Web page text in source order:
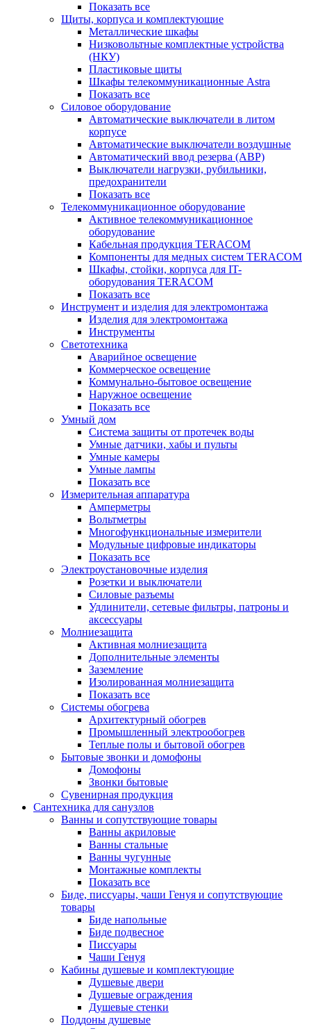
Показать все
Щиты, корпуса и комплектующие
Металлические шкафы
Низковольтные комплектные устройства
(НКУ)
Пластиковые щиты
Шкафы телекоммуникационные Astra
Показать все
Силовое оборудование
Автоматические выключатели в литом
корпусе
Автоматические выключатели воздушные
Автоматический ввод резерва (АВР)
Выключатели нагрузки, рубильники,
предохранители
Показать все
Телекоммуникационное оборудование
Активное телекоммуникационное
оборудование
Кабельная продукция TERACOM
Компоненты для медных систем TERACOM
Шкафы, стойки, корпуса для IT-
оборудования TERACOM
Показать все
Инструмент и изделия для электромонтажа
Изделия для электромонтажа
Инструменты
Светотехника
Аварийное освещение
Коммерческое освещение
Коммунально-бытовое освещение
Наружное освещение
Показать все
Умный дом
Система защиты от протечек воды
Умные датчики, хабы и пульты
Умные камеры
Умные лампы
Показать все
Измерительная аппаратура
Амперметры
Вольтметры
Многофункциональные измерители
Модульные цифровые индикаторы
Показать все
Электроустановочные изделия
Розетки и выключатели
Силовые разъемы
Удлинители, сетевые фильтры, патроны и
аксессуары
Молниезащита
Активная молниезащита
Дополнительные элементы
Заземление
Изолированная молниезащита
Показать все
Системы обогрева
Архитектурный обогрев
Промышленный электрообогрев
Теплые полы и бытовой обогрев
Бытовые звонки и домофоны
Домофоны
Звонки бытовые
Сувенирная продукция
Сантехника для санузлов
Ванны и сопутствующие товары
Ванны акриловые
Ванны стальные
Ванны чугунные
Монтажные комплекты
Показать все
Биде, писсуары, чаши Генуя и сопутствующие
товары
Биде напольные
Биде подвесное
Писсуары
Чаши Генуя
Кабины душевые и комплектующие
Душевые двери
Душевые ограждения
Душевые стенки
Поддоны душевые